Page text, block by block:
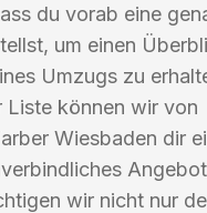
du vorab eine
um einen
Umzugs zu
Liste können wir von
Wiesbaden dir
wir nicht nur